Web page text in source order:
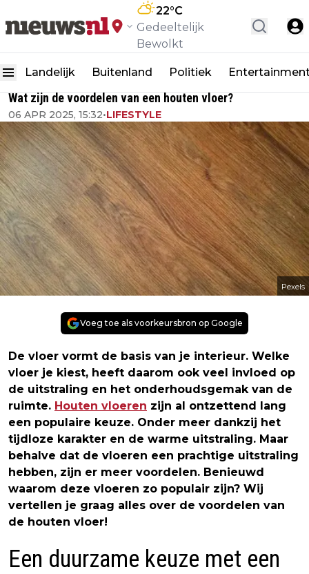
22°C
Gedeeltelijk
Bewolkt
Landelijk Buitenland Politiek
Wat zijn de voordelen van een houten vloer?
06 APR 2025, 15:32•LIFESTYLE
Pexels
Voeg toe als voorkeursbron op Google
De vloer vormt de basis van je interieur. Welke
vloer je kiest, heeft daarom ook veel invloed op
de uitstraling en het onderhoudsgemak van de
ruimte. Houten vloeren zijn al ontzettend lang
een populaire keuze. Onder meer dankzij het
tijdloze karakter en de warme uitstraling. Maar
behalve dat de vloeren een prachtige uitstraling
hebben, zijn er meer voordelen. Benieuwd
waarom deze vloeren zo populair zijn? Wij
vertellen je graag alles over de voordelen van
de houten vloer!
Een duurzame keuze met een